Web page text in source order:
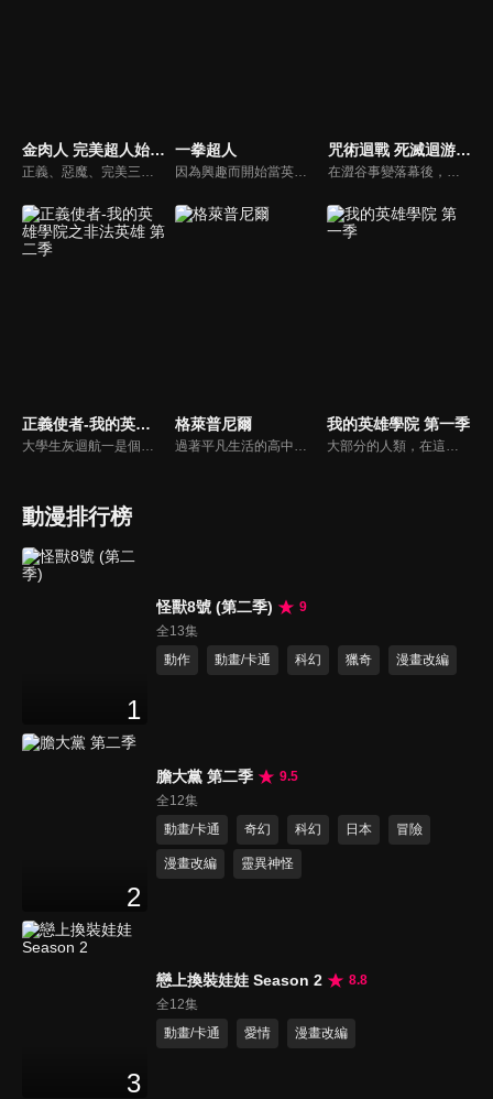
金肉人 完美超人始祖篇 Season 2
正義、惡魔、完美三大陣營的超人，在歷經多年的爭鬥之後，共同締結三屬性超人互不侵犯條約，整個宇宙終於迎來真正的和平.....結局本應該如此。然而，完美超人軍精英部隊“完美・無量大數軍”為了撤銷條約，發動神秘襲擊。面對突如其來的情況，缺乏主力的正義超人軍陣營，僅有金肉人以及泰利人能夠參戰，此時水牛人率領過往的宿敵・惡魔七超人，突然驚喜現身宣布參戰，並且在世界各地展開激烈的團隊對抗戰！但是，那些自稱“真正的完美超人”的人，力量強大無比，正義＆惡魔陣營接連出現死傷者！？此外，無量大數軍的第二部隊也抵達地球，抵抗的戰力恐後繼無力......所幸，眾人期待已久的正義超人軍主力軍團羅賓假面、拉麵人、布羅肯Jr.、戰爭人及時出現了！激烈的第二輪團隊對抗戰即將拉開序幕！！
一拳超人
因為興趣而開始當英雄的男人——埼玉。在經過三年特訓之後，他得到了無敵的力量。然而，他實在是強過了頭，所以無論多厲害的對手，都被他一拳解決。「絕對強勢的力量，實在是很無聊。」在這種普通熱血的最強英雄面前，今天也出現新的敵蹤。今天可以讓他拿出認真的態度嗎！？
咒術迴戰 死滅迴游 前篇
在澀谷事變落幕後，日本全國十個結界化為魔窟。加茂憲倫一派策動一場名為「死滅迴游」的殘酷生存遊戲，迫使眾多咒術師進入互相廝殺戰場。而在混亂之中，特級術師乙骨憂太將以死刑執行人的身份登場，並與主角虎杖悠仁正面對決。兩人同為五條悟的學生，皆背負詛咒，卻走上對立之路，他們之間的師兄弟對決。
正義使者-我的英雄學院之非法英雄 第二季 格萊普尼爾 我的英雄學院 第一季
動漫排行榜
1
怪獸8號 (第二季)
9
全13集
動作
動畫/卡通 科幻 獵奇 漫畫改編
2
膽大黨 第二季
9.5
全12集
動畫/卡通
奇幻 科幻 日本 冒險
漫畫改編 靈異神怪
3
戀上換裝娃娃 Season 2
8.8
全12集
動畫/卡通
愛情 漫畫改編